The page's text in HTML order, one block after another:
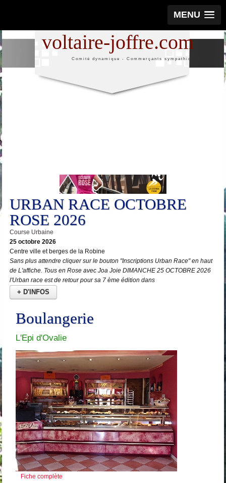
MENU
voltaire-joffre.com
Comité dynamique - Commerçants sympathiques
URBAN RACE OCTOBRE
ROSE 2026
Course Urbaine
25 octobre 2026
Centre ville et berges de la Robine
Sans plus attendre cliquer sur le bouton "Inscriptions Urban Race" en haut
de L'affiche. Tous en Rose avec Joa Joie DIMANCHE 25 OCTOBRE 2026
l'Urban race est de retour pour sa 7 ème édition dans
+ D'INFOS
Boulangerie
L'Epi d'Ovalie
Fiche complète